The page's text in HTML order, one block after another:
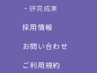
研究成果
採用情報
お問い合わせ
ご利用規約